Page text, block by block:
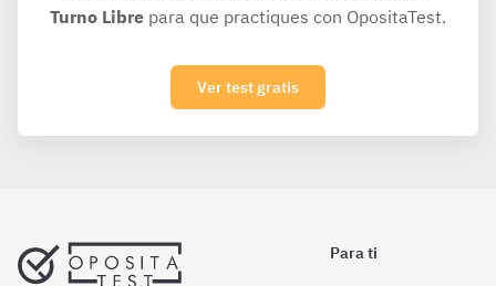
Turno Libre para que practiques con OpositaTest.
Ver test gratis
Para ti